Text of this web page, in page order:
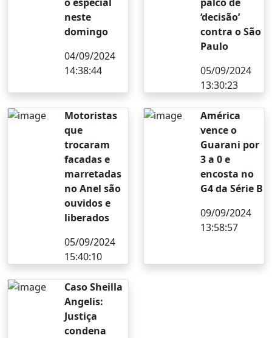
neste
domingo
04/09/2024
14:38:44
‘decisão’
contra o São
Paulo
05/09/2024
13:30:23
Motoristas
que
trocaram
facadas e
marretadas
no Anel são
ouvidos e
liberados
05/09/2024
15:40:10
América
vence o
Guarani por
3 a 0 e
encosta no
G4 da Série B
09/09/2024
13:58:57
Caso Sheilla
Angelis:
Justiça
condena